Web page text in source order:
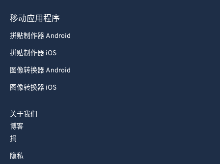
移动应用程序
拼贴制作器 Android
拼贴制作器 iOS
图像转换器 Android
图像转换器 iOS
关于我们
博客
捐
隐私